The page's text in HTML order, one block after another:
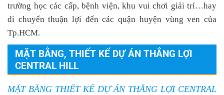
trường học các cấp, bệnh viện, khu vui chơi giải trí…hay
di chuyển thuận lợi đến các quận huyện vùng ven của
Tp.HCM.
MẶT BẰNG, THIẾT KẾ DỰ ÁN THẮNG LỢI
CENTRAL HILL
MẶT BẰNG THIẾT KẾ DỰ ÁN THẮNG LỢI CENTRAL